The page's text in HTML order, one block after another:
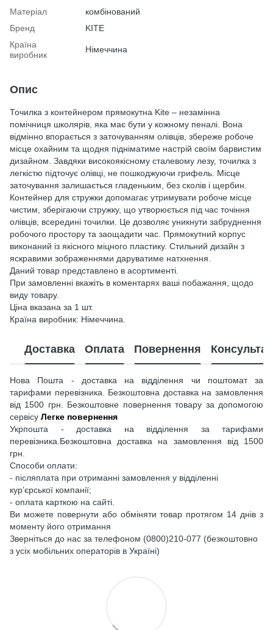
Матеріал
комбінований
Бренд
KITE
Країна
виробник
Німеччина
Опис
Точилка з контейнером прямокутна Kite – незамінна
помічниця школярів, яка має бути у кожному пеналі. Вона
відмінно впорається з заточуванням олівців, збереже робоче
місце охайним та щодня підніматиме настрій своїм барвистим
дизайном. Завдяки високоякісному сталевому лезу, точилка з
легкістю підточує олівці, не пошкоджуючи грифель. Місце
заточування залишається гладеньким, без сколів і щербин.
Контейнер для стружки допомагає утримувати робоче місце
чистим, зберігаючи стружку, що утворюється під час точіння
олівців, всередині точилки. Це дозволяє уникнути забруднення
робочого простору та заощадити час. Прямокутний корпус
виконаний із якісного міцного пластику. Стильний дизайн з
яскравими зображеннями даруватиме натхнення.
Даний товар представлено в асортименті.
При замовленні вкажіть в коментарях ваші побажання, щодо
виду товару.
Ціна вказана за 1 шт.
Країна виробник: Німеччина.
Доставка Оплата Повернення
Нова Пошта - доставка на відділення чи поштомат за
тарифами перевізника. Безкоштовна доставка на замовлення
від 1500 грн. Безкоштовне повернення товару за допомогою
сервісу Легке повернення
Укрпошта - доставка на відділення за тарифами
перевізника.Безкоштовна доставка на замовлення від 1500
грн.
Способи оплати:
- післяплата при отриманні замовлення у відділенні
кур’єрської компанії;
- оплата карткою на сайті.
Ви можете повернути або обміняти товар протягом 14 днів з
моменту його отримання
Зверніться до нас за телефоном (0800)210-077 (безкоштовно
з усіх мобільних операторів в Україні)